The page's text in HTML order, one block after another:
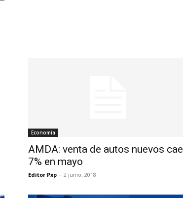
Economía
AMDA: venta de autos nuevos cae
7% en mayo
Editor Pxp - 2 junio, 2018